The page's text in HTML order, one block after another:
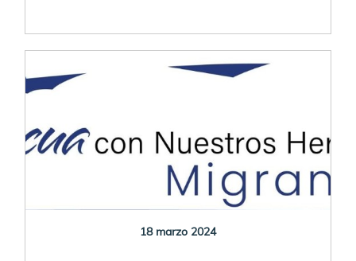
18 marzo 2024